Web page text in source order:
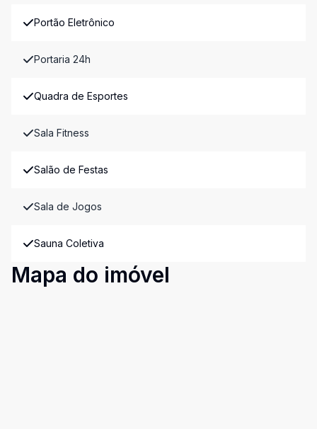
Portão Eletrônico
Portaria 24h
Quadra de Esportes
Sala Fitness
Salão de Festas
Sala de Jogos
Sauna Coletiva
Mapa do imóvel